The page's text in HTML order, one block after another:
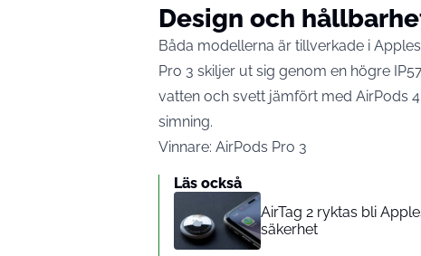
Design och
Båda modellerna är tillverkade i
Pro 3 skiljer ut sig genom en högre
vatten och svett jämfört med AirPods
simning.
Vinnare: AirPods Pro 3
Läs också
AirTag 2 ryktas bli
säkerhet